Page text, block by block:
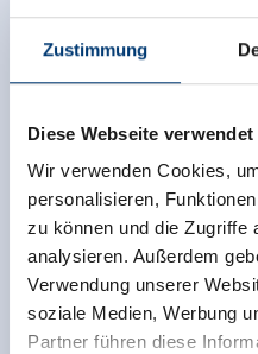
Zustimmung
Diese Webseite
Wir verwenden Cookies,
personalisieren,
zu können und die Zugriffe
analysieren. Außerdem
Verwendung unserer
soziale Medien, Werbung
Partner führen dieseTerug